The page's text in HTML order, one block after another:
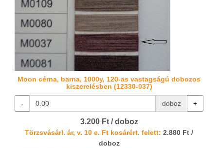
Moon cérna, barna, 1000y, 120-as vastagságú dobozos
kiszerelésben (12330-037)
- doboz +
3.200 Ft / doboz
Törzsvásárl. ár, v. 10 e. Ft kosárért. felett: 2.880 Ft /
doboz